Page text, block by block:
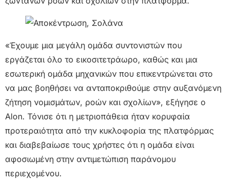
«Έχουμε μια μεγάλη ομάδα συντονιστών που
εργάζεται όλο το εικοσιτετράωρο, καθώς και μια
εσωτερική ομάδα μηχανικών που επικεντρώνεται στο
να μας βοηθήσει να ανταποκριθούμε στην αυξανόμενη
ζήτηση νομισμάτων, ροών και σχολίων», εξήγησε ο
Alon. Τόνισε ότι η μετριοπάθεια ήταν κορυφαία
προτεραιότητα από την κυκλοφορία της πλατφόρμας
και διαβεβαίωσε τους χρήστες ότι η ομάδα είναι
αφοσιωμένη στην αντιμετώπιση παράνομου
περιεχομένου.